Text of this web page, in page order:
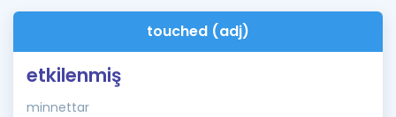
touched (adj)
etkilenmiş
minnettar